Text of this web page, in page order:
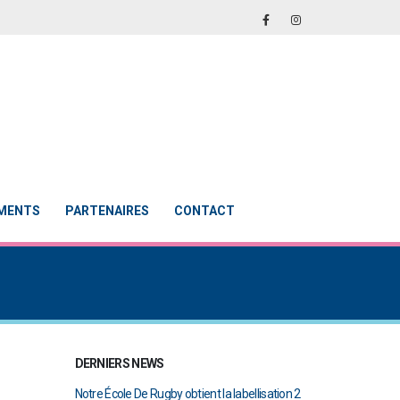
PARTENAIRES CONTACT
DERNIERS NEWS
Le Touch du RCAB se distingue en finale de